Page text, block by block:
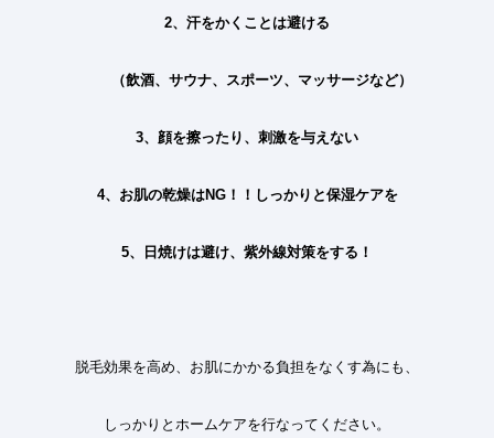
2、汗をかくことは避ける
（飲酒、サウナ、スポーツ、マッサージなど）
3、顔を擦ったり、刺激を与えない
4、お肌の乾燥はNG！！しっかりと保湿ケアを
5、日焼けは避け、紫外線対策をする！
脱毛効果を高め、お肌にかかる負担をなくす為にも、
しっかりとホームケアを行なってください。